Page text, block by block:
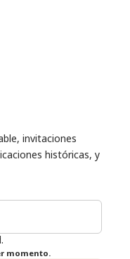
invitaciones
históricas, y
momento.